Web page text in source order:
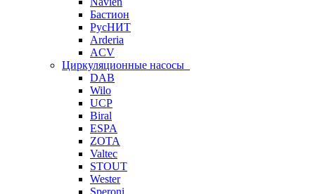
Бастион
РусНИТ
Arderia
ACV
Циркуляционные насосы
DAB
Wilo
UCP
Biral
ESPA
ZOTA
Valtec
STOUT
Wester
Speroni